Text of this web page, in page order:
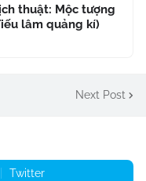
thuật: Mộc tượng
lâm quảng kí)
Next Post
Twitter